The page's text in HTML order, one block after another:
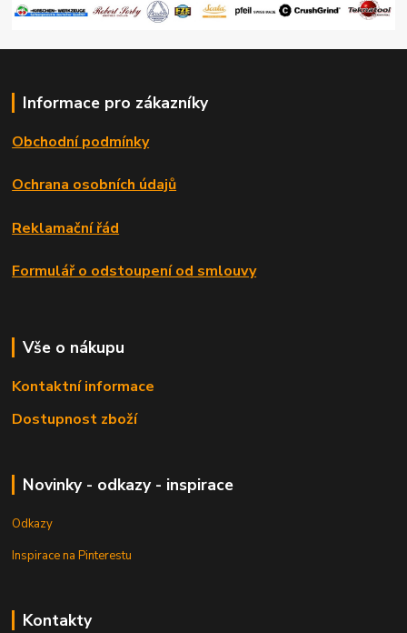
Informace pro zákazníky
Obchodní podmínky
Ochrana osobních údajů
Reklamační řád
Formulář o odstoupení od smlouvy
Vše o nákupu
Kontaktní informace
Dostupnost zboží
Novinky - odkazy - inspirace
Odkazy
Inspirace na Pinterestu
Kontakty